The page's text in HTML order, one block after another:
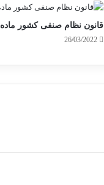
قانون نظام صنفی کشور ماده 58
26/03/2022